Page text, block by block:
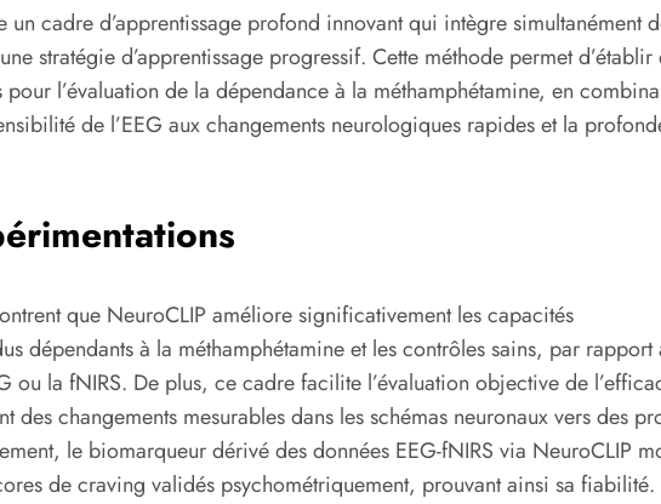
cadre d’apprentissage profond innovant qui intègre simultanément
stratégie d’apprentissage progressif. Cette méthode permet d’établir
l’évaluation de la dépendance à la méthamphétamine, en
de l’EEG aux changements neurologiques rapides et la
que NeuroCLIP améliore significativement les capacités
dépendants à la méthamphétamine et les contrôles sains, par rapport
ou la fNIRS. De plus, ce cadre facilite l’évaluation objective de
des changements mesurables dans les schémas neuronaux vers des
le biomarqueur dérivé des données EEG-fNIRS via NeuroCLIP
de craving validés psychométriquement, prouvant ainsi sa fiabilité.